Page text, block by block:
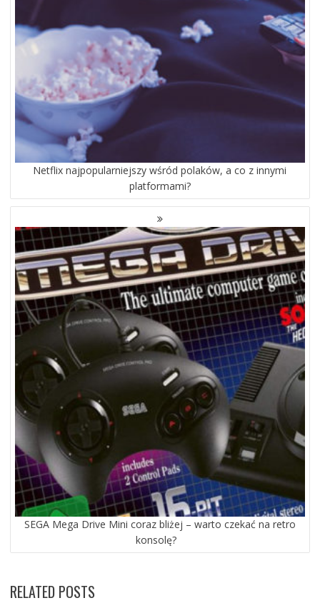
Netflix najpopularniejszy wśród polaków, a co z innymi
platformami?
SEGA Mega Drive Mini coraz bliżej – warto czekać na retro
konsolę?
RELATED POSTS